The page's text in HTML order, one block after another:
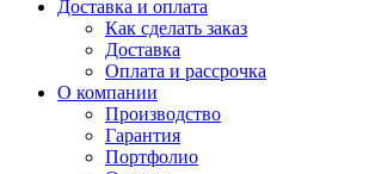
Доставка и оплата
Как сделать заказ
Доставка
Оплата и рассрочка
О компании
Производство
Гарантия
Портфолио